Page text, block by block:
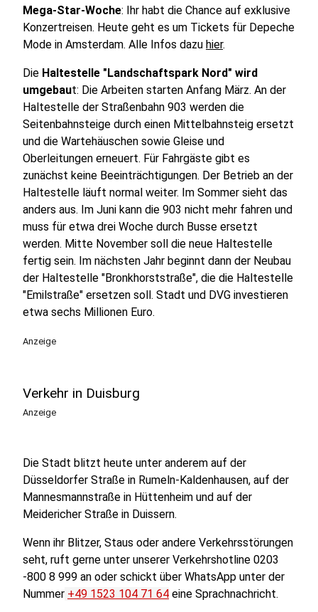
Mega-Star-Woche: Ihr habt die Chance auf exklusive
Konzertreisen. Heute geht es um Tickets für Depeche
Mode in Amsterdam. Alle Infos dazu hier.
Die Haltestelle "Landschaftspark Nord" wird
umgebaut: Die Arbeiten starten Anfang März. An der
Haltestelle der Straßenbahn 903 werden die
Seitenbahnsteige durch einen Mittelbahnsteig ersetzt
und die Wartehäuschen sowie Gleise und
Oberleitungen erneuert. Für Fahrgäste gibt es
zunächst keine Beeinträchtigungen. Der Betrieb an der
Haltestelle läuft normal weiter. Im Sommer sieht das
anders aus. Im Juni kann die 903 nicht mehr fahren und
muss für etwa drei Woche durch Busse ersetzt
werden. Mitte November soll die neue Haltestelle
fertig sein. Im nächsten Jahr beginnt dann der Neubau
der Haltestelle "Bronkhorststraße", die die Haltestelle
"Emilstraße" ersetzen soll. Stadt und DVG investieren
etwa sechs Millionen Euro.
Anzeige
Verkehr in Duisburg
Anzeige
Die Stadt blitzt heute unter anderem auf der
Düsseldorfer Straße in Rumeln-Kaldenhausen, auf der
Mannesmannstraße in Hüttenheim und auf der
Meidericher Straße in Duissern.
Wenn ihr Blitzer, Staus oder andere Verkehrsstörungen
seht, ruft gerne unter unserer Verkehrshotline 0203
-800 8 999 an oder schickt über WhatsApp unter der
Nummer +49 1523 104 71 64 eine Sprachnachricht.